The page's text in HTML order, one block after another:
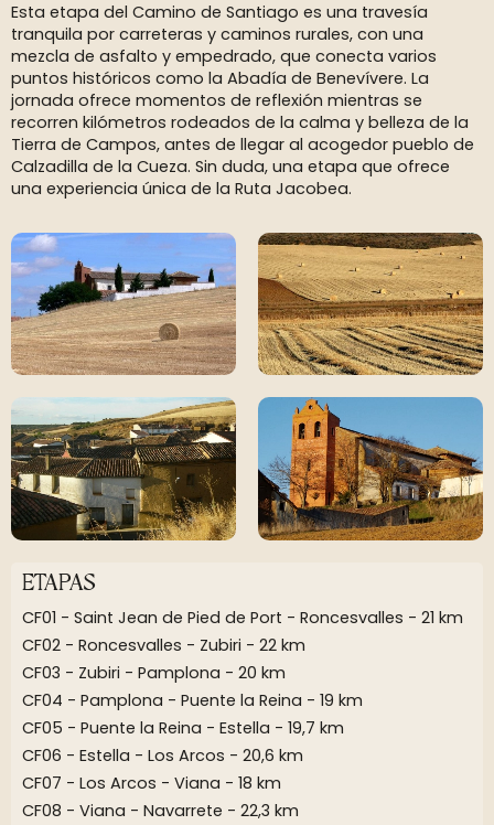
Esta etapa del Camino de Santiago es una travesía
tranquila por carreteras y caminos rurales, con una
mezcla de asfalto y empedrado, que conecta varios
puntos históricos como la Abadía de Benevívere. La
jornada ofrece momentos de reflexión mientras se
recorren kilómetros rodeados de la calma y belleza de la
Tierra de Campos, antes de llegar al acogedor pueblo de
Calzadilla de la Cueza. Sin duda, una etapa que ofrece
una experiencia única de la Ruta Jacobea.
ETAPAS
CF01 - Saint Jean de Pied de Port - Roncesvalles - 21 km
CF02 - Roncesvalles - Zubiri - 22 km
CF03 - Zubiri - Pamplona - 20 km
CF04 - Pamplona - Puente la Reina - 19 km
CF05 - Puente la Reina - Estella - 19,7 km
CF06 - Estella - Los Arcos - 20,6 km
CF07 - Los Arcos - Viana - 18 km
CF08 - Viana - Navarrete - 22,3 km